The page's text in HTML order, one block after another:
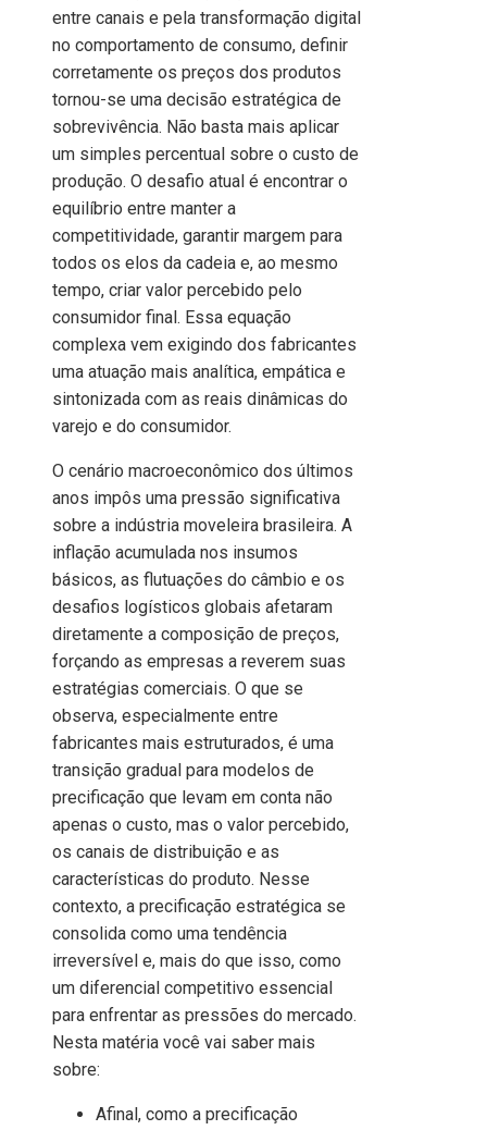
entre canais e pela transformação digital
no comportamento de consumo, definir
corretamente os preços dos produtos
tornou-se uma decisão estratégica de
sobrevivência. Não basta mais aplicar
um simples percentual sobre o custo de
produção. O desafio atual é encontrar o
equilíbrio entre manter a
competitividade, garantir margem para
todos os elos da cadeia e, ao mesmo
tempo, criar valor percebido pelo
consumidor final. Essa equação
complexa vem exigindo dos fabricantes
uma atuação mais analítica, empática e
sintonizada com as reais dinâmicas do
varejo e do consumidor.
O cenário macroeconômico dos últimos
anos impôs uma pressão significativa
sobre a indústria moveleira brasileira. A
inflação acumulada nos insumos
básicos, as flutuações do câmbio e os
desafios logísticos globais afetaram
diretamente a composição de preços,
forçando as empresas a reverem suas
estratégias comerciais. O que se
observa, especialmente entre
fabricantes mais estruturados, é uma
transição gradual para modelos de
precificação que levam em conta não
apenas o custo, mas o valor percebido,
os canais de distribuição e as
características do produto. Nesse
contexto, a precificação estratégica se
consolida como uma tendência
irreversível e, mais do que isso, como
um diferencial competitivo essencial
para enfrentar as pressões do mercado.
Nesta matéria você vai saber mais
sobre:
Afinal, como a precificação